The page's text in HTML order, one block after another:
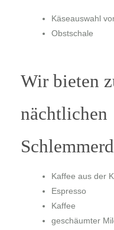
Käseauswahl
Obstschale
Wir bieten
nächtlichen
Kaffee aus der
Espresso
Kaffee
geschäumter